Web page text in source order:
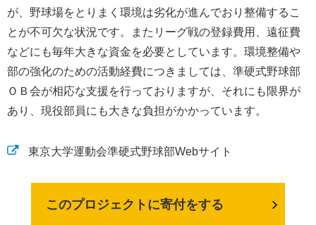
が、野球場をとりまく環境は劣化が進んでおり整備するこ
とが不可欠な状況です。またリーグ戦の登録費用、遠征費
などにも毎年大きな資金を必要としています。環境整備や
部の強化のための活動経費につきましては、準硬式野球部
ＯＢ会が相応な支援を行っておりますが、それにも限界が
あり、現役部員にも大きな負担がかかっています。
東京大学運動会準硬式野球部Webサイト
このプロジェクトに寄付をする